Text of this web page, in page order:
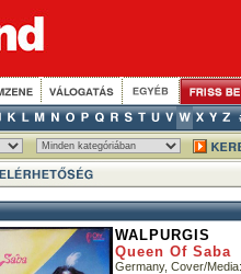
WALPURGIS
Queen Of Saba
Germany, Cover/